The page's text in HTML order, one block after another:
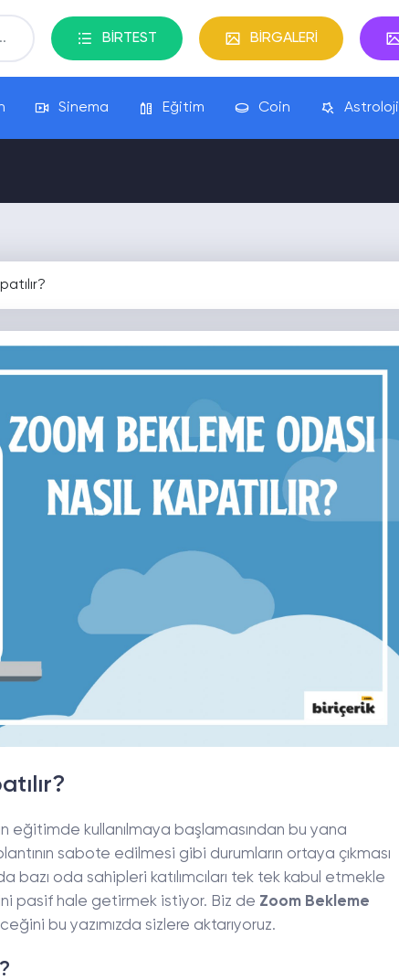
BİRTEST BİRGALERİ
Sinema Eğitim Coin Astroloji
eğitimde kullanılmaya başlamasından bu yana
sabote edilmesi gibi durumların ortaya çıkması
bazı oda sahipleri katılımcıları tek tek kabul etmekle
pasif hale getirmek istiyor. Biz de Zoom Bekleme
bu yazımızda sizlere aktarıyoruz.